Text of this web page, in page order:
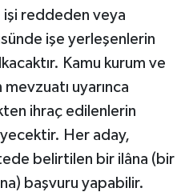
işi reddeden veya
işe yerleşenlerin
Kamu kurum ve
mevzuatı uyarınca
ihraç edilenlerin
Her aday,
belirtilen bir ilâna (bir
başvuru yapabilir.